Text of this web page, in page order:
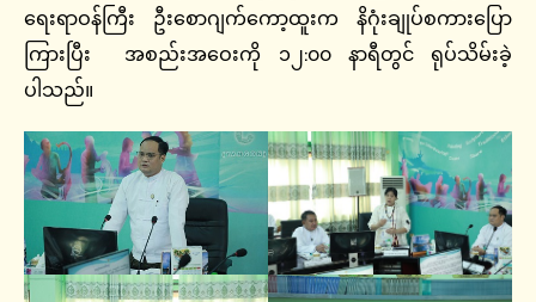
ရေးရာဝန်ကြီး ဦးစောဂျက်ကော့ထူးက နိဂုံးချုပ်စကားပြော
ကြားပြီး အစည်းအဝေးကို ၁၂:၀၀ နာရီတွင် ရုပ်သိမ်းခဲ့
ပါသည်။